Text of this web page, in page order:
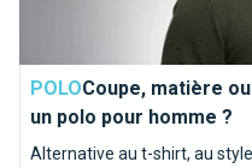
POLOCoupe, matière
un polo pour homme ?
Alternative au t-shirt, au